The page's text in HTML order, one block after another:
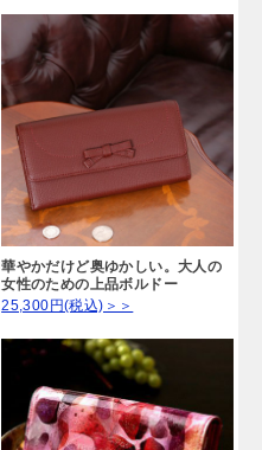
華やかだけど奥ゆかしい。大人の
女性のための上品ボルドー
25,300円(税込)＞＞